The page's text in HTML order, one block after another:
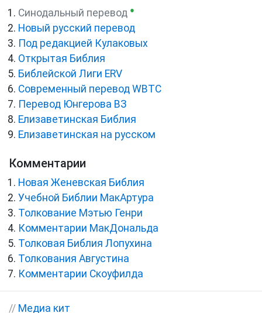
Синодальный перевод ●
Новый русский перевод
Под редакцией Кулаковых
Открытая Библия
Библейской Лиги ERV
Cовременный перевод WBTC
Перевод Юнгерова ВЗ
Елизаветинская Библия
Елизаветинская на русском
Комментарии
Новая Женевская Библия
Учебной Библии МакАртура
Толкование Мэтью Генри
Комментарии МакДональда
Толковая Библия Лопухина
Толкования Августина
Комментарии Скоуфилда
// Медиа кит